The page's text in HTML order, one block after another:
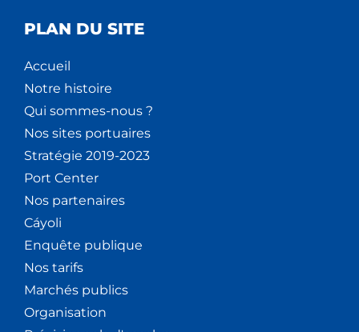
PLAN DU SITE
Accueil
Notre histoire
Qui sommes-nous ?
Nos sites portuaires
Stratégie 2019-2023
Port Center
Nos partenaires
Cáyoli
Enquête publique
Nos tarifs
Marchés publics
Organisation